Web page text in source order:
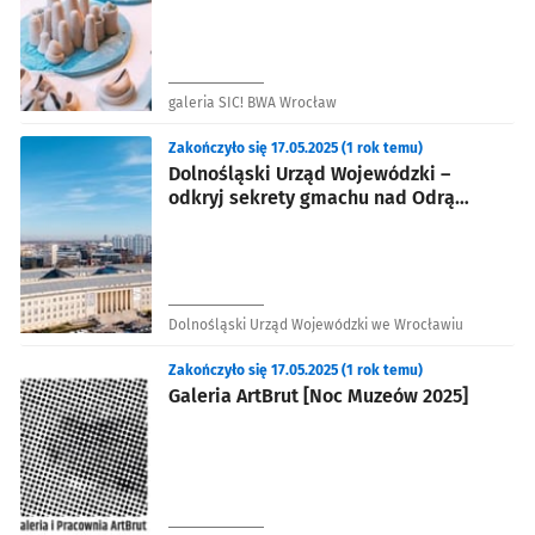
galeria SIC! BWA Wrocław
Dolnośląski Urząd Wojewódzki –
odkryj sekrety gmachu nad Odrą
Zakończyło się 17.05.2025 (1 rok temu)
Dolnośląski Urząd Wojewódzki we Wrocławiu
Galeria ArtBrut [Noc Muzeów 2025]
Zakończyło się 17.05.2025 (1 rok temu)